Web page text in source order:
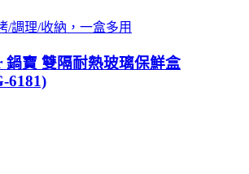
/調理/收納，一盒多用
鍋寶 雙隔耐熱玻璃保鮮盒
6181)